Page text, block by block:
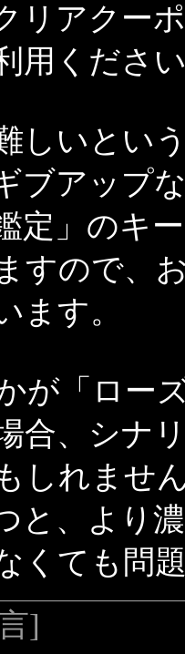
リアクー
用くださ
しいとい
ブアップ
定」のキ
すので、
ます。
が「ロー
合、シナ
しれませ
と、より
くても問
]